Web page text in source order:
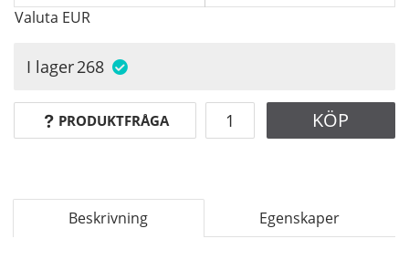
Valuta EUR
I lager268
PRODUKTFRÅGA KÖP
Beskrivning Egenskaper